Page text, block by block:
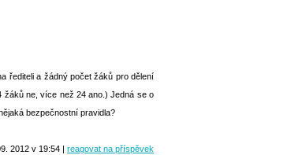
řediteli a žádný počet žáků pro dělení
žáků ne, více než 24 ano.) Jedná se o
bezpečnostní pravidla?
2012 v 19:54 | reagovat na příspěvek